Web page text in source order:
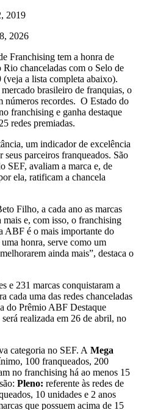
2019
2026
Franchising tem a honra de
chanceladas com o Selo de
a lista completa abaixo).
brasileiro de franquias, o
números recordes. O Estado do
franchising e ganha destaque
redes premiadas.
um indicador de excelência
seus parceiros franqueados. São
SEF, avaliam a marca e, de
ela, ratificam a chancela
Filho, a cada ano as marcas
mais e, com isso, o franchising
ABF é o mais importante do
honra, serve como um
ainda mais”, destaca o
e 231 marcas conquistaram a
cada uma das redes chanceladas
do Prêmio ABF Destaque
realizada em 26 de abril, no
categoria no SEF. A Mega
100 franqueados, 200
no franchising há ao menos 15
Pleno: referente às redes de
10 unidades e 2 anos
que possuem acima de 15